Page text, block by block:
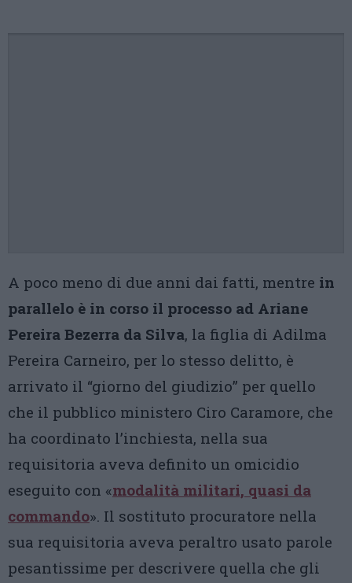
A poco meno di due anni dai fatti, mentre in
parallelo è in corso il processo ad Ariane
Pereira Bezerra da Silva, la figlia di Adilma
Pereira Carneiro, per lo stesso delitto, è
arrivato il “giorno del giudizio” per quello
che il pubblico ministero Ciro Caramore, che
ha coordinato l’inchiesta, nella sua
requisitoria aveva definito un omicidio
eseguito con «modalità militari, quasi da
commando». Il sostituto procuratore nella
sua requisitoria aveva peraltro usato parole
pesantissime per descrivere quella che gli